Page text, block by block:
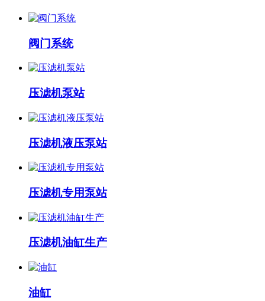
阀门系统
压滤机泵站
压滤机液压泵站
压滤机专用泵站
压滤机油缸生产
油缸